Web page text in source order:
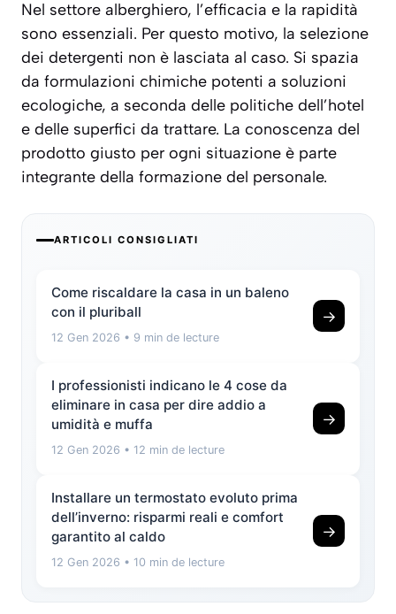
Nel settore alberghiero, l’efficacia e la rapidità
sono essenziali. Per questo motivo, la selezione
dei detergenti non è lasciata al caso. Si spazia
da formulazioni chimiche potenti a soluzioni
ecologiche, a seconda delle politiche dell’hotel
e delle superfici da trattare. La conoscenza del
prodotto giusto per ogni situazione è parte
integrante della formazione del personale.
ARTICOLI CONSIGLIATI
Come riscaldare la casa in un baleno
con il pluriball
12 Gen 2026 • 9 min de lecture
→
I professionisti indicano le 4 cose da
eliminare in casa per dire addio a
umidità e muffa
12 Gen 2026 • 12 min de lecture
→
Installare un termostato evoluto prima
dell’inverno: risparmi reali e comfort
garantito al caldo
12 Gen 2026 • 10 min de lecture
→